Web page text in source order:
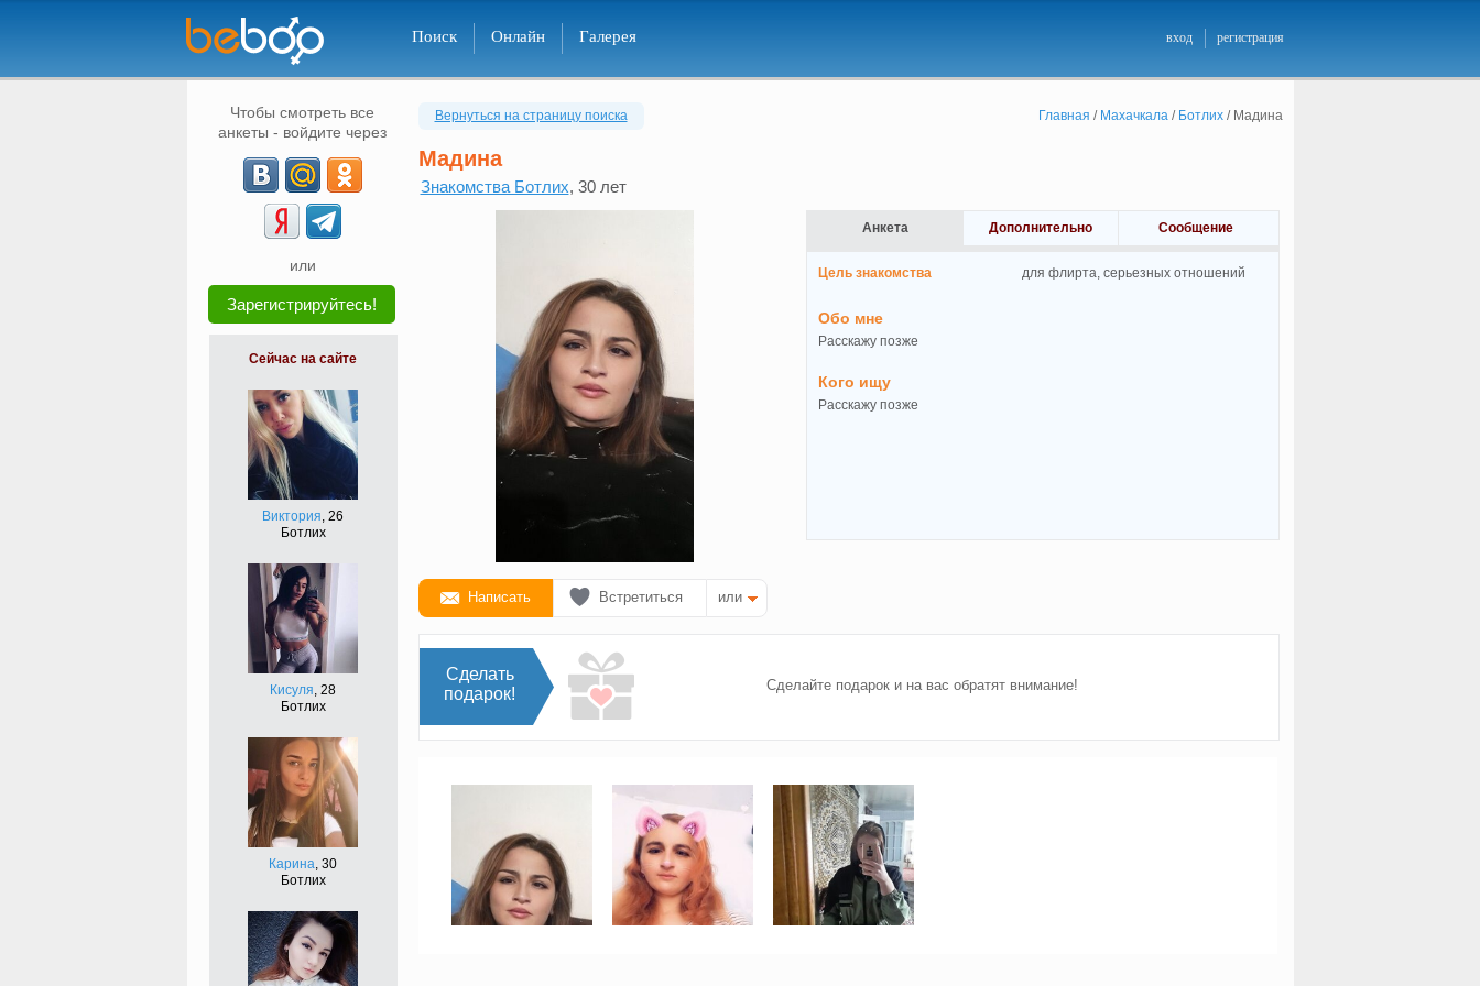
Поиск Онлайн Галерея вход регистрация
Чтобы смотреть все
анкеты - войдите через
или
Зарегистрируйтесь!
Сейчас на сайте
Виктория, 26
Ботлих
Кисуля, 28
Ботлих
Карина, 30
Ботлих
Вернуться на страницу поиска Главная / Махачкала/ Ботлих/ Мадина
Мадина
Знакомства Ботлих, 30 лет
Написать Встретиться или
Анкета Дополнительно Сообщение
Цель знакомства для флирта, cерьезных отношений
Обо мне
Расскажу позже
Кого ищу
Расскажу позже
Сделать
подарок!
Сделайте подарок и на вас обратят внимание!